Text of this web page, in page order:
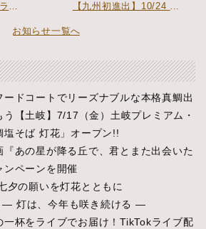
« 11/11放送 TBS「ラヴィット！」で紹介されました！ 【九州初進出】10/24 福岡空港内にオープン!! »
お知らせ一覧へ
ードコートでリーズナブルな本格真鯛出
【土岐】7/17（金）土岐プレミアム・
塩そば 灯花」オープン!!
あの星が降る丘で、君とまた出会いた
ンペーンを開催
夕の願いを灯花とともに
― 灯は、今年も咲き続ける ―
一杯をライブでお届け！TikTokライブ配